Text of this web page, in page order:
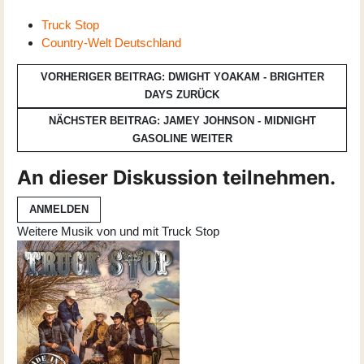
Truck Stop
Country-Welt Deutschland
VORHERIGER BEITRAG: DWIGHT YOAKAM - BRIGHTER
DAYS ZURÜCK
NÄCHSTER BEITRAG: JAMEY JOHNSON - MIDNIGHT
GASOLINE WEITER
An dieser Diskussion teilnehmen.
ANMELDEN
Weitere Musik von und mit Truck Stop